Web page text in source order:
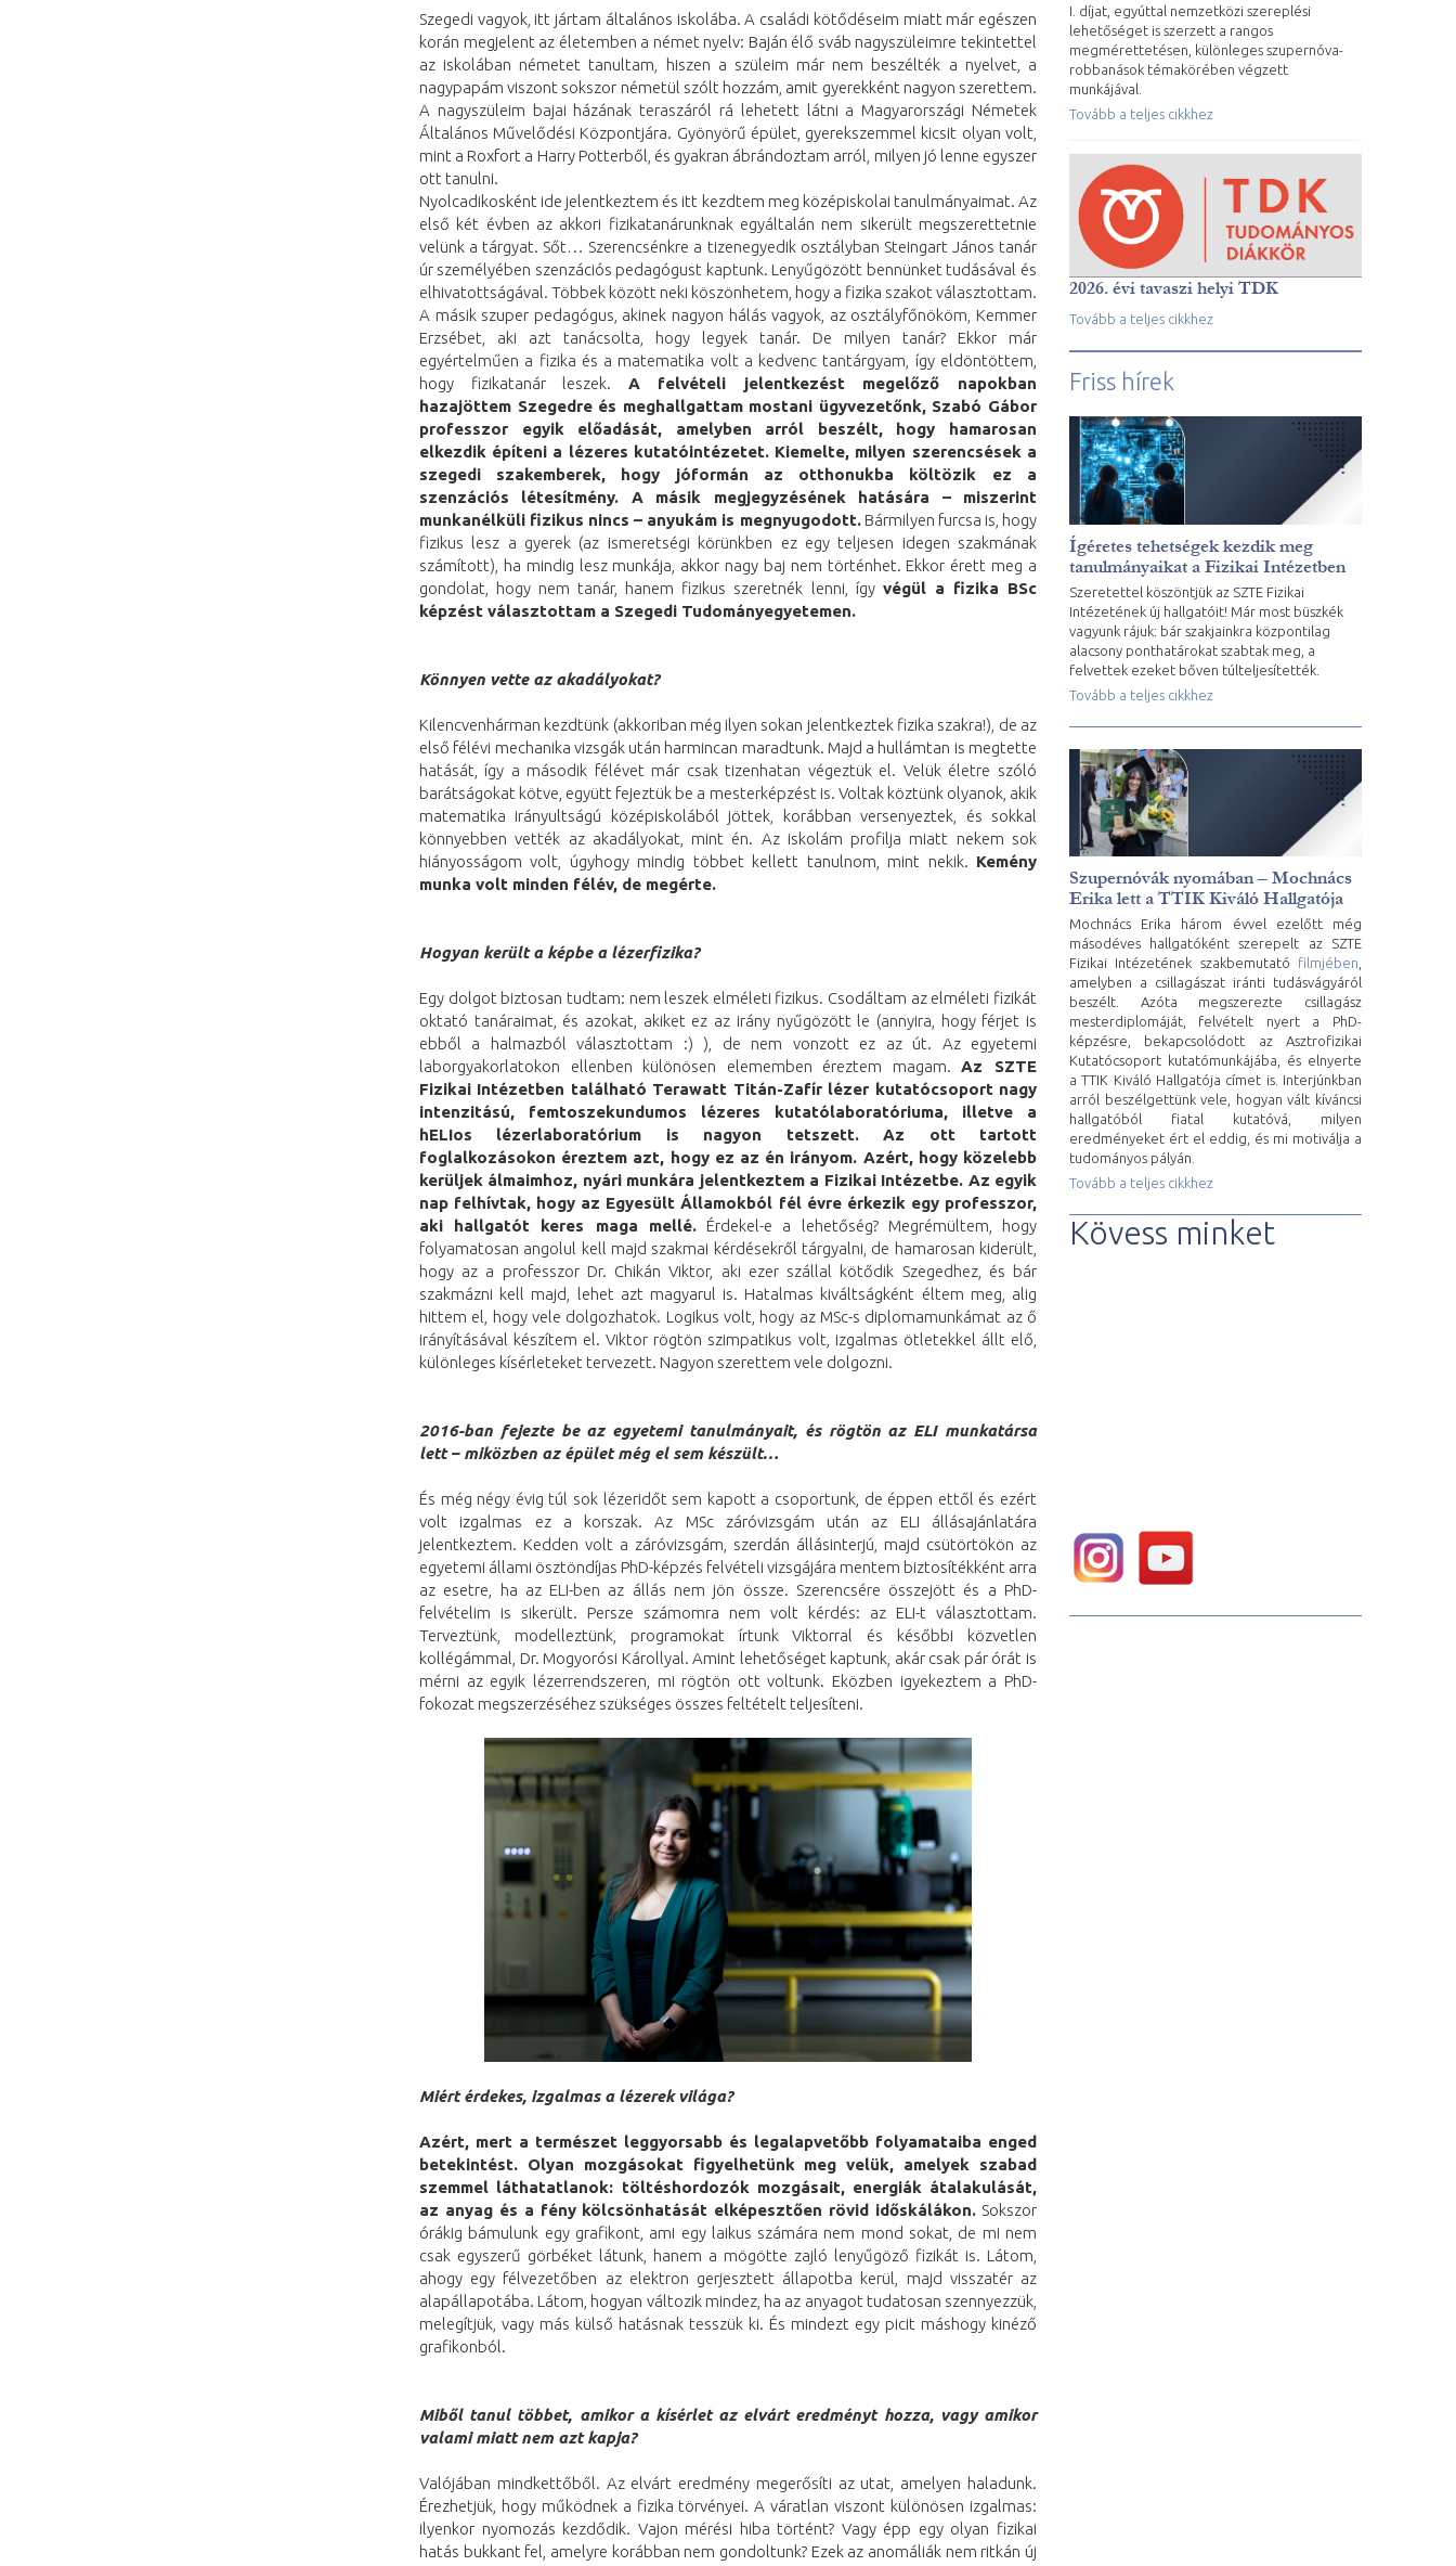
Szegedi vagyok, itt jártam általános iskolába. A családi kötődéseim miatt már egészen
korán megjelent az életemben a német nyelv: Baján élő sváb nagyszüleimre tekintettel
az iskolában németet tanultam, hiszen a szüleim már nem beszélték a nyelvet, a
nagypapám viszont sokszor németül szólt hozzám, amit gyerekként nagyon szerettem.
A nagyszüleim bajai házának teraszáról rá lehetett látni a Magyarországi Németek
Általános Művelődési Központjára. Gyönyörű épület, gyerekszemmel kicsit olyan volt,
mint a Roxfort a Harry Potterből, és gyakran ábrándoztam arról, milyen jó lenne egyszer
ott tanulni.
Nyolcadikosként ide jelentkeztem és itt kezdtem meg középiskolai tanulmányaimat. Az
első két évben az akkori fizikatanárunknak egyáltalán nem sikerült megszerettetnie
velünk a tárgyat. Sőt… Szerencsénkre a tizenegyedik osztályban Steingart János tanár
úr személyében szenzációs pedagógust kaptunk. Lenyűgözött bennünket tudásával és
elhivatottságával. Többek között neki köszönhetem, hogy a fizika szakot választottam.
A másik szuper pedagógus, akinek nagyon hálás vagyok, az osztályfőnököm, Kemmer
Erzsébet, aki azt tanácsolta, hogy legyek tanár. De milyen tanár? Ekkor már
egyértelműen a fizika és a matematika volt a kedvenc tantárgyam, így eldöntöttem,
hogy fizikatanár leszek. A felvételi jelentkezést megelőző napokban
hazajöttem Szegedre és meghallgattam mostani ügyvezetőnk, Szabó Gábor
professzor egyik előadását, amelyben arról beszélt, hogy hamarosan
elkezdik építeni a lézeres kutatóintézetet. Kiemelte, milyen szerencsések a
szegedi szakemberek, hogy jóformán az otthonukba költözik ez a
szenzációs létesítmény. A másik megjegyzésének hatására – miszerint
munkanélküli fizikus nincs – anyukám is megnyugodott.Bármilyen furcsa is, hogy
fizikus lesz a gyerek (az ismeretségi körünkben ez egy teljesen idegen szakmának
számított), ha mindig lesz munkája, akkor nagy baj nem történhet. Ekkor érett meg a
gondolat, hogy nem tanár, hanem fizikus szeretnék lenni, így végül a fizika BSc
képzést választottam a Szegedi Tudományegyetemen.
Könnyen vette az akadályokat?
Kilencvenhárman kezdtünk (akkoriban még ilyen sokan jelentkeztek fizika szakra!), de az
első félévi mechanika vizsgák után harmincan maradtunk. Majd a hullámtan is megtette
hatását, így a második félévet már csak tizenhatan végeztük el. Velük életre szóló
barátságokat kötve, együtt fejeztük be a mesterképzést is. Voltak köztünk olyanok, akik
matematika irányultságú középiskolából jöttek, korábban versenyeztek, és sokkal
könnyebben vették az akadályokat, mint én. Az iskolám profilja miatt nekem sok
hiányosságom volt, úgyhogy mindig többet kellett tanulnom, mint nekik. Kemény
munka volt minden félév, de megérte.
Hogyan került a képbe a lézerfizika?
Egy dolgot biztosan tudtam: nem leszek elméleti fizikus. Csodáltam az elméleti fizikát
oktató tanáraimat, és azokat, akiket ez az irány nyűgözött le (annyira, hogy férjet is
ebből a halmazból választottam :) ), de nem vonzott ez az út. Az egyetemi
laborgyakorlatokon ellenben különösen elememben éreztem magam.Az SZTE
Fizikai Intézetben található Terawatt Titán-Zafír lézer kutatócsoport nagy
intenzitású, femtoszekundumos lézeres kutatólaboratóriuma, illetve a
hELIos lézerlaboratórium is nagyon tetszett. Az ott tartott
foglalkozásokon éreztem azt, hogy ez az én irányom. Azért, hogy közelebb
kerüljek álmaimhoz, nyári munkára jelentkeztem a Fizikai Intézetbe. Az egyik
nap felhívtak, hogy az Egyesült Államokból fél évre érkezik egy professzor,
aki hallgatót keres maga mellé.Érdekel-e a lehetőség? Megrémültem, hogy
folyamatosan angolul kell majd szakmai kérdésekről tárgyalni, de hamarosan kiderült,
hogy az a professzor Dr. Chikán Viktor, aki ezer szállal kötődik Szegedhez, és bár
szakmázni kell majd, lehet azt magyarul is. Hatalmas kiváltságként éltem meg, alig
hittem el, hogy vele dolgozhatok. Logikus volt, hogy az MSc-s diplomamunkámat az ő
irányításával készítem el. Viktor rögtön szimpatikus volt, izgalmas ötletekkel állt elő,
különleges kísérleteket tervezett. Nagyon szerettem vele dolgozni.
2016-ban fejezte be az egyetemi tanulmányait, és rögtön az ELI munkatársa
lett – miközben az épület még el sem készült…
És még négy évig túl sok lézeridőt sem kapott a csoportunk, de éppen ettől és ezért
volt izgalmas ez a korszak. Az MSc záróvizsgám után az ELI állásajánlatára
jelentkeztem. Kedden volt a záróvizsgám, szerdán állásinterjú, majd csütörtökön az
egyetemi állami ösztöndíjas PhD-képzés felvételi vizsgájára mentem biztosítékként arra
az esetre, ha az ELI-ben az állás nem jön össze. Szerencsére összejött és a PhD-
felvételim is sikerült. Persze számomra nem volt kérdés: az ELI-t választottam.
Terveztünk, modelleztünk, programokat írtunk Viktorral és későbbi közvetlen
kollégámmal, Dr. Mogyorósi Károllyal. Amint lehetőséget kaptunk, akár csak pár órát is
mérni az egyik lézerrendszeren, mi rögtön ott voltunk. Eközben igyekeztem a PhD-
fokozat megszerzéséhez szükséges összes feltételt teljesíteni.
Miért érdekes, izgalmas a lézerek világa?
Azért, mert a természet leggyorsabb és legalapvetőbb folyamataiba enged
betekintést. Olyan mozgásokat figyelhetünk meg velük, amelyek szabad
szemmel láthatatlanok: töltéshordozók mozgásait, energiák átalakulását,
az anyag és a fény kölcsönhatását elképesztően rövid időskálákon. Sokszor
órákig bámulunk egy grafikont, ami egy laikus számára nem mond sokat, de mi nem
csak egyszerű görbéket látunk, hanem a mögötte zajló lenyűgöző fizikát is. Látom,
ahogy egy félvezetőben az elektron gerjesztett állapotba kerül, majd visszatér az
alapállapotába. Látom, hogyan változik mindez, ha az anyagot tudatosan szennyezzük,
melegítjük, vagy más külső hatásnak tesszük ki. És mindezt egy picit máshogy kinéző
grafikonból.
Miből tanul többet, amikor a kísérlet az elvárt eredményt hozza, vagy amikor
valami miatt nem azt kapja?
Valójában mindkettőből. Az elvárt eredmény megerősíti az utat, amelyen haladunk.
Érezhetjük, hogy működnek a fizika törvényei. A váratlan viszont különösen izgalmas:
ilyenkor nyomozás kezdődik. Vajon mérési hiba történt? Vagy épp egy olyan fizikai
hatás bukkant fel, amelyre korábban nem gondoltunk? Ezek az anomáliák nem ritkán új
I. díjat, egyúttal nemzetközi szereplési
lehetőséget is szerzett a rangos
megmérettetésen, különleges szupernóva-
robbanások témakörében végzett
munkájával.
Tovább a teljes cikkhez
2026. évi tavaszi helyi TDK
Tovább a teljes cikkhez
Friss hírek
Ígéretes tehetségek kezdik meg
tanulmányaikat a Fizikai Intézetben
Szeretettel köszöntjük az SZTE Fizikai
Intézetének új hallgatóit! Már most büszkék
vagyunk rájuk: bár szakjainkra központilag
alacsony ponthatárokat szabtak meg, a
felvettek ezeket bőven túlteljesítették.
Tovább a teljes cikkhez
Szupernóvák nyomában – Mochnács
Erika lett a TTIK Kiváló Hallgatója
Mochnács Erika három évvel ezelőtt még
másodéves hallgatóként szerepelt az SZTE
Fizikai Intézetének szakbemutató filmjében
amelyben a csillagászat iránti tudásvágyáról
beszélt. Azóta megszerezte csillagász
mesterdiplomáját, felvételt nyert a PhD-
képzésre, bekapcsolódott az Asztrofizikai
Kutatócsoport kutatómunkájába, és elnyerte
a TTIK Kiváló Hallgatója címet is. Interjúnkban
arról beszélgettünk vele, hogyan vált kíváncsi
hallgatóból fiatal kutatóvá, milyen
eredményeket ért el eddig, és mi motiválja a
tudományos pályán.
Tovább a teljes cikkhez
Kövess minket